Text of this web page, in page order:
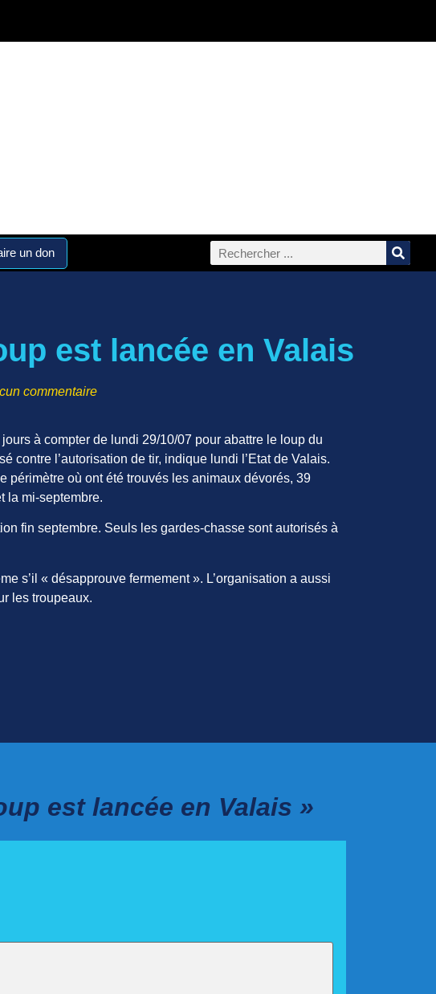
un don
est lancée en Valais
commentaire
à compter de lundi 29/10/07 pour abattre le loup du
contre l’autorisation de tir, indique lundi l’Etat de Valais.
périmètre où ont été trouvés les animaux dévorés, 39
la mi-septembre.
fin septembre. Seuls les gardes-chasse sont autorisés à
s’il « désapprouve fermement ». L’organisation a aussi
les troupeaux.
est lancée en Valais »